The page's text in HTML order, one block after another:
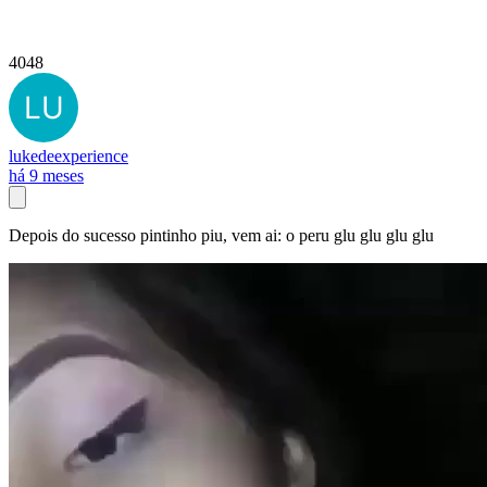
4048
lukedeexperience
há 9 meses
Depois do sucesso pintinho piu, vem ai: o peru glu glu glu glu